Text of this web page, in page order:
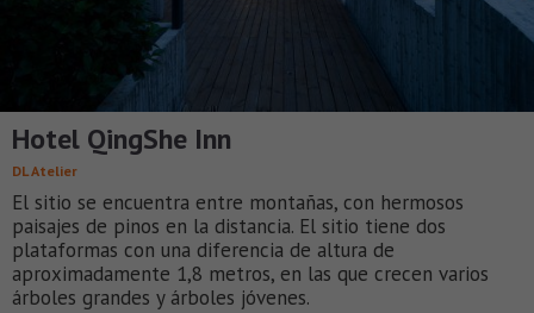
Hotel QingShe Inn
DL Atelier
El sitio se encuentra entre montañas, con hermosos
paisajes de pinos en la distancia. El sitio tiene dos
plataformas con una diferencia de altura de
aproximadamente 1,8 metros, en las que crecen varios
árboles grandes y árboles jóvenes.